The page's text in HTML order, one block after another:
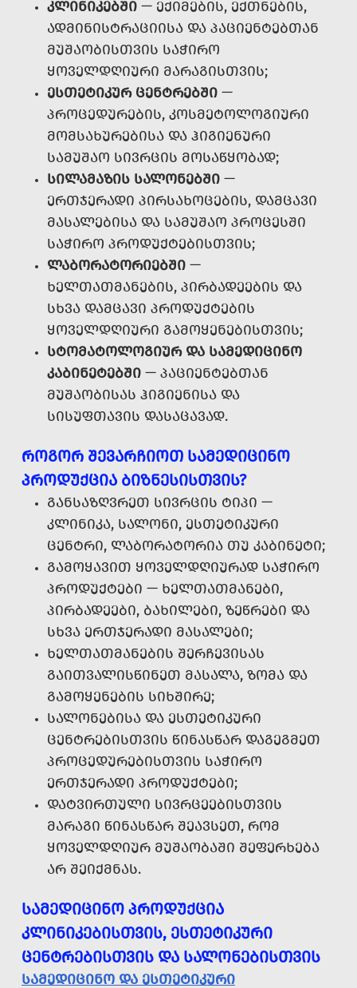
ᲙᲚᲘᲜᲘᲙᲔᲑᲨᲘ — ᲔᲥᲘᲛᲔᲑᲘᲡ, ᲔᲥᲗᲜᲔᲑᲘᲡ,
ᲐᲓᲛᲘᲜᲘᲡᲢᲠᲐᲪᲘᲘᲡᲐ ᲓᲐ ᲞᲐᲪᲘᲔᲜᲢᲔᲑᲗᲐᲜ
ᲛᲣᲨᲐᲝᲑᲘᲡᲗᲕᲘᲡ ᲡᲐᲭᲘᲠᲝ
ᲧᲝᲕᲔᲚᲓᲦᲘᲣᲠᲘ ᲛᲐᲠᲐᲒᲘᲡᲗᲕᲘᲡ;
ᲔᲡᲗᲔᲢᲘᲙᲣᲠ ᲪᲔᲜᲢᲠᲔᲑᲨᲘ —
ᲞᲠᲝᲪᲔᲓᲣᲠᲔᲑᲘᲡ, ᲙᲝᲡᲛᲔᲢᲝᲚᲝᲒᲘᲣᲠᲘ
ᲛᲝᲛᲡᲐᲮᲣᲠᲔᲑᲘᲡᲐ ᲓᲐ ᲰᲘᲒᲘᲔᲜᲣᲠᲘ
ᲡᲐᲛᲣᲨᲐᲝ ᲡᲘᲕᲠᲪᲘᲡ ᲛᲝᲡᲐᲬᲧᲝᲑᲐᲓ;
ᲡᲘᲚᲐᲛᲐᲖᲘᲡ ᲡᲐᲚᲝᲜᲔᲑᲨᲘ —
ᲔᲠᲗᲯᲔᲠᲐᲓᲘ ᲞᲘᲠᲡᲐᲮᲝᲪᲔᲑᲘᲡ, ᲓᲐᲛᲪᲐᲕᲘ
ᲛᲐᲡᲐᲚᲔᲑᲘᲡᲐ ᲓᲐ ᲡᲐᲛᲣᲨᲐᲝ ᲞᲠᲝᲪᲔᲡᲨᲘ
ᲡᲐᲭᲘᲠᲝ ᲞᲠᲝᲓᲣᲥᲢᲔᲑᲘᲡᲗᲕᲘᲡ;
ᲚᲐᲑᲝᲠᲐᲢᲝᲠᲘᲔᲑᲨᲘ —
ᲮᲔᲚᲗᲐᲗᲛᲐᲜᲔᲑᲘᲡ, ᲞᲘᲠᲑᲐᲓᲔᲔᲑᲘᲡ ᲓᲐ
ᲡᲮᲕᲐ ᲓᲐᲛᲪᲐᲕᲘ ᲞᲠᲝᲓᲣᲥᲢᲔᲑᲘᲡ
ᲧᲝᲕᲔᲚᲓᲦᲘᲣᲠᲘ ᲒᲐᲛᲝᲧᲔᲜᲔᲑᲘᲡᲗᲕᲘᲡ;
ᲡᲢᲝᲛᲐᲢᲝᲚᲝᲒᲘᲣᲠ ᲓᲐ ᲡᲐᲛᲔᲓᲘᲪᲘᲜᲝ
ᲙᲐᲑᲘᲜᲔᲢᲔᲑᲨᲘ — ᲞᲐᲪᲘᲔᲜᲢᲔᲑᲗᲐᲜ
ᲛᲣᲨᲐᲝᲑᲘᲡᲐᲡ ᲰᲘᲒᲘᲔᲜᲘᲡᲐ ᲓᲐ
ᲡᲘᲡᲣᲤᲗᲐᲕᲘᲡ ᲓᲐᲡᲐᲪᲐᲕᲐᲓ.
ᲠᲝᲒᲝᲠ ᲨᲔᲕᲐᲠᲩᲘᲝᲗ ᲡᲐᲛᲔᲓᲘᲪᲘᲜᲝ
ᲞᲠᲝᲓᲣᲥᲪᲘᲐ ᲑᲘᲖᲜᲔᲡᲘᲡᲗᲕᲘᲡ?
ᲒᲐᲜᲡᲐᲖᲦᲕᲠᲔᲗ ᲡᲘᲕᲠᲪᲘᲡ ᲢᲘᲞᲘ —
ᲙᲚᲘᲜᲘᲙᲐ, ᲡᲐᲚᲝᲜᲘ, ᲔᲡᲗᲔᲢᲘᲙᲣᲠᲘ
ᲪᲔᲜᲢᲠᲘ, ᲚᲐᲑᲝᲠᲐᲢᲝᲠᲘᲐ ᲗᲣ ᲙᲐᲑᲘᲜᲔᲢᲘ;
ᲒᲐᲛᲝᲧᲐᲕᲘᲗ ᲧᲝᲕᲔᲚᲓᲦᲘᲣᲠᲐᲓ ᲡᲐᲭᲘᲠᲝ
ᲞᲠᲝᲓᲣᲥᲢᲔᲑᲘ — ᲮᲔᲚᲗᲐᲗᲛᲐᲜᲔᲑᲘ,
ᲞᲘᲠᲑᲐᲓᲔᲔᲑᲘ, ᲑᲐᲮᲘᲚᲔᲑᲘ, ᲖᲔᲬᲠᲔᲑᲘ ᲓᲐ
ᲡᲮᲕᲐ ᲔᲠᲗᲯᲔᲠᲐᲓᲘ ᲛᲐᲡᲐᲚᲔᲑᲘ;
ᲮᲔᲚᲗᲐᲗᲛᲐᲜᲔᲑᲘᲡ ᲨᲔᲠᲩᲔᲕᲘᲡᲐᲡ
ᲒᲐᲘᲗᲕᲐᲚᲘᲡᲬᲘᲜᲔᲗ ᲛᲐᲡᲐᲚᲐ, ᲖᲝᲛᲐ ᲓᲐ
ᲒᲐᲛᲝᲧᲔᲜᲔᲑᲘᲡ ᲡᲘᲮᲨᲘᲠᲔ;
ᲡᲐᲚᲝᲜᲔᲑᲘᲡᲐ ᲓᲐ ᲔᲡᲗᲔᲢᲘᲙᲣᲠᲘ
ᲪᲔᲜᲢᲠᲔᲑᲘᲡᲗᲕᲘᲡ ᲬᲘᲜᲐᲡᲬᲐᲠ ᲓᲐᲒᲔᲒᲛᲔᲗ
ᲞᲠᲝᲪᲔᲓᲣᲠᲔᲑᲘᲡᲗᲕᲘᲡ ᲡᲐᲭᲘᲠᲝ
ᲔᲠᲗᲯᲔᲠᲐᲓᲘ ᲞᲠᲝᲓᲣᲥᲢᲔᲑᲘ;
ᲓᲐᲢᲕᲘᲠᲗᲣᲚᲘ ᲡᲘᲕᲠᲪᲔᲔᲑᲘᲡᲗᲕᲘᲡ
ᲛᲐᲠᲐᲒᲘ ᲬᲘᲜᲐᲡᲬᲐᲠ ᲨᲔᲐᲕᲡᲔᲗ, ᲠᲝᲛ
ᲧᲝᲕᲔᲚᲓᲦᲘᲣᲠ ᲛᲣᲨᲐᲝᲑᲐᲨᲘ ᲨᲔᲤᲔᲠᲮᲔᲑᲐ
ᲐᲠ ᲨᲔᲘᲥᲛᲜᲐᲡ.
ᲡᲐᲛᲔᲓᲘᲪᲘᲜᲝ ᲞᲠᲝᲓᲣᲥᲪᲘᲐ
ᲙᲚᲘᲜᲘᲙᲔᲑᲘᲡᲗᲕᲘᲡ, ᲔᲡᲗᲔᲢᲘᲙᲣᲠᲘ
ᲪᲔᲜᲢᲠᲔᲑᲘᲡᲗᲕᲘᲡ ᲓᲐ ᲡᲐᲚᲝᲜᲔᲑᲘᲡᲗᲕᲘᲡ
ᲡᲐᲛᲔᲓᲘᲪᲘᲜᲝ ᲓᲐ ᲔᲡᲗᲔᲢᲘᲙᲣᲠᲘ